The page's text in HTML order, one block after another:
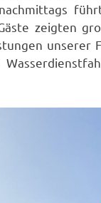
zeigten
unserer